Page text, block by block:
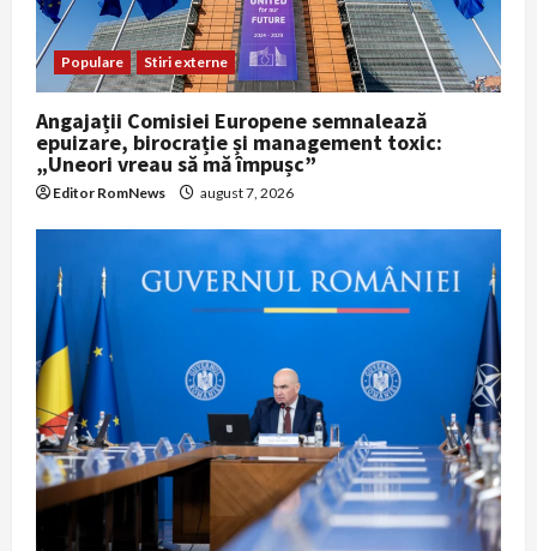
Populare Stiri externe
Angajații Comisiei Europene semnalează
epuizare, birocrație și management toxic:
„Uneori vreau să mă împușc”
Editor RomNews august 7, 2026